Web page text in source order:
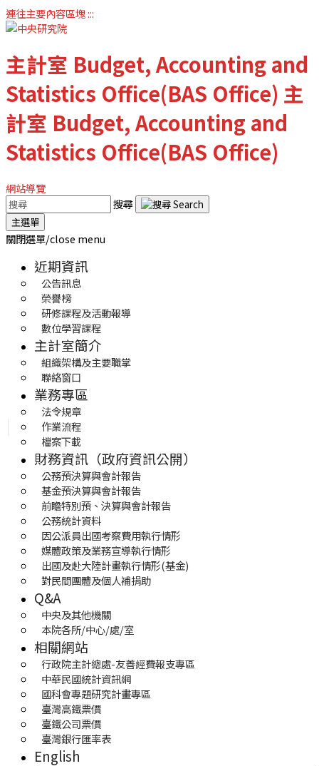
連往主要內容區塊:::
主計室 Budget, Accounting and
Statistics Office(BAS Office) 主
計室 Budget, Accounting and
Statistics Office(BAS Office)
網站導覽
搜尋
主選單
關閉選單/close menu
近期資訊
公告訊息
榮譽榜
研修課程及活動報導
數位學習課程
主計室簡介
組織架構及主要職掌
聯絡窗口
業務專區
法令規章
作業流程
檔案下載
財務資訊（政府資訊公開）
公務預決算與會計報告
基金預決算與會計報告
前瞻特別預、決算與會計報告
公務統計資料
因公派員出國考察費用執行情形
媒體政策及業務宣導執行情形
出國及赴大陸計畫執行情形(基金)
對民間團體及個人補捐助
Q&A
中央及其他機關
本院各所/中心/處/室
相關網站
行政院主計總處-友善經費報支專區
中華民國統計資訊網
國科會專題研究計畫專區
臺灣高鐵票價
臺鐵公司票價
臺灣銀行匯率表
English